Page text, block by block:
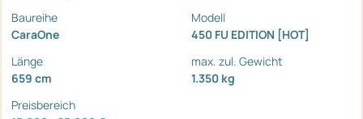
Baureihe
CaraOne
Modell
450 FU EDITION [HOT]
Länge
659 cm
max. zul. Gewicht
1.350 kg
Preisbereich